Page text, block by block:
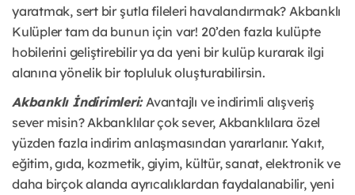
yaratmak, sert bir şutla fileleri havalandırmak? Akbanklı
Kulüpler tam da bunun için var! 20’den fazla kulüpte
hobilerini geliştirebilir ya da yeni bir kulüp kurarak ilgi
alanına yönelik bir topluluk oluşturabilirsin.
Akbanklı İndirimleri: Avantajlı ve indirimli alışveriş
sever misin? Akbanklılar çok sever, Akbanklılara özel
yüzden fazla indirim anlaşmasından yararlanır. Yakıt,
eğitim, gıda, kozmetik, giyim, kültür, sanat, elektronik ve
daha birçok alanda ayrıcalıklardan faydalanabilir, yeni